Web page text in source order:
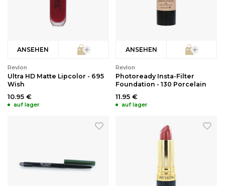
ANSEHEN
Revlon
Ultra HD Matte Lipcolor - 695
Wish
10.95 €
auf lager
ANSEHEN
Revlon
Photoready Insta-Filter
Foundation - 130 Porcelain
11.95 €
auf lager